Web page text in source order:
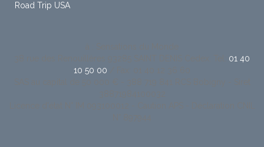
Road Trip USA
01 40
10 50 00